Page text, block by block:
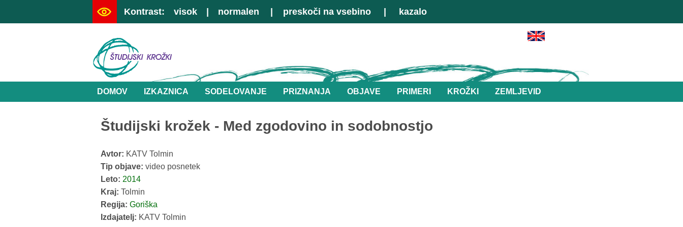
Kontrast: visok normalen preskoči na vsebino kazalo
DOMOV IZKAZNICA SODELOVANJE PRIZNANJA OBJAVE PRIMERI KROŽKI ZEMLJEVID
Študijski krožek - Med zgodovino in sodobnostjo
Avtor: KATV Tolmin
Tip objave: video posnetek
Leto: 2014
Kraj: Tolmin
Regija: Goriška
Izdajatelj: KATV Tolmin